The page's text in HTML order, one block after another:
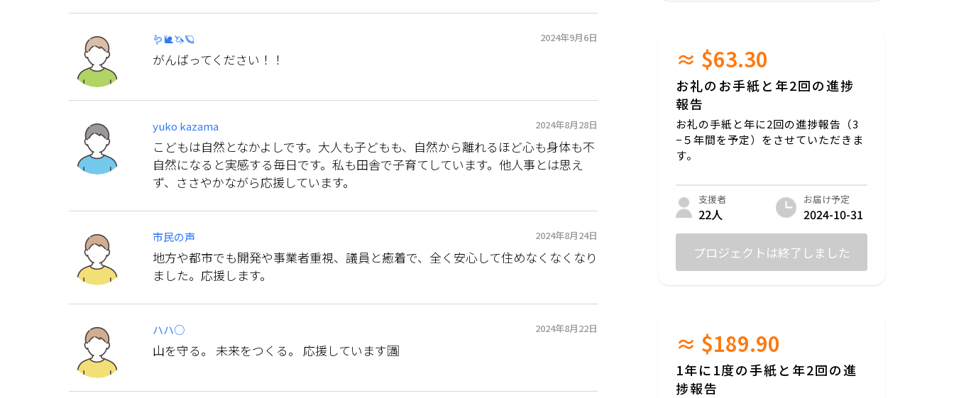
🪱🐌🦄🪐 2024年9月6日
がんばってください！！
yuko kazama 2024年8月28日
こどもは自然となかよしです。大人も子どもも、自然から離れるほど心も身体も不
自然になると実感する毎日です。私も田舎で子育てしています。他人事とは思え
ず、ささやかながら応援しています。
市民の声 2024年8月24日
地方や都市でも開発や事業者重視、議員と癒着で、全く安心して住めなくなくなり
ました。応援します。
ハハ○ 2024年8月22日
山を守る。 未来をつくる。 応援しています🈵
≈ $63.30
お礼のお手紙と年2回の進捗
報告
お礼の手紙と年に2回の進捗報告（3
−５年間を予定）をさせていただきま
す。
支援者
22人
お届け予定
2024-10-31
プロジェクトは終了しました
≈ $189.90
1年に1度の手紙と年2回の進
捗報告